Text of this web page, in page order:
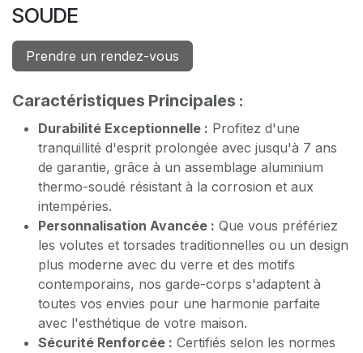
SOUDE
Prendre un rendez-vous
Caractéristiques Principales :
Durabilité Exceptionnelle : Profitez d'une
tranquillité d'esprit prolongée avec jusqu'à 7 ans
de garantie, grâce à un assemblage aluminium
thermo-soudé résistant à la corrosion et aux
intempéries.
Personnalisation Avancée : Que vous préfériez
les volutes et torsades traditionnelles ou un design
plus moderne avec du verre et des motifs
contemporains, nos garde-corps s'adaptent à
toutes vos envies pour une harmonie parfaite
avec l'esthétique de votre maison.
Sécurité Renforcée : Certifiés selon les normes